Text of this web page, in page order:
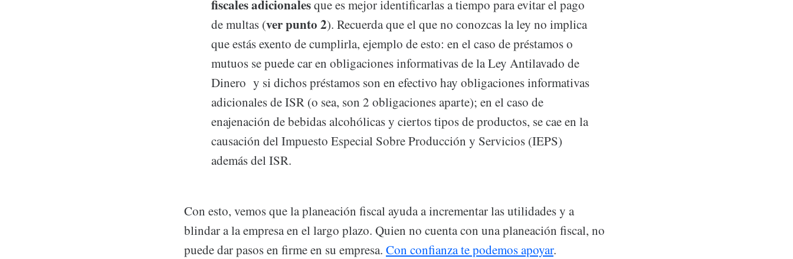
fiscales adicionalesque es mejor identificarlas a tiempo para evitar el pago
de multas (ver punto 2). Recuerda que el que no conozcas la ley no implica
que estás exento de cumplirla, ejemplo de esto: en el caso de préstamos o
mutuos se puede car en obligaciones informativas de la Ley Antilavado de
Dinero y si dichos préstamos son en efectivo hay obligaciones informativas
adicionales de ISR (o sea, son 2 obligaciones aparte); en el caso de
enajenación de bebidas alcohólicas y ciertos tipos de productos, se cae en la
causación del Impuesto Especial Sobre Producción y Servicios (IEPS)
además del ISR.
Con esto, vemos que la planeación fiscal ayuda a incrementar las utilidades y a
blindar a la empresa en el largo plazo. Quien no cuenta con una planeación fiscal, no
puede dar pasos en firme en su empresa. Con confianza te podemos apoyar.